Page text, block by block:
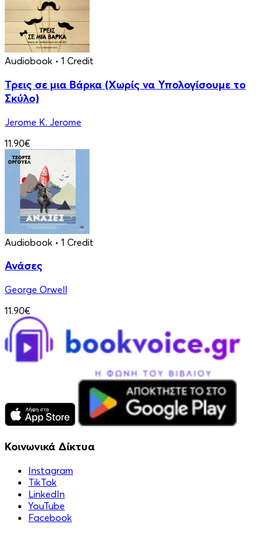
Audiobook • 1 Credit
Τρεις σε μια Βάρκα (Χωρίς να Υπολογίσουμε το
Σκύλο)
Jerome K. Jerome
11.90€
Audiobook • 1 Credit
Ανάσες
George Orwell
11.90€
Κοινωνικά Δίκτυα
Instagram
TikTok
LinkedIn
YouTube
Facebook